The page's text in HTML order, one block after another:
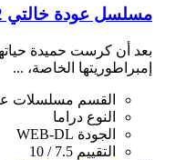
مسلسل عودة خالتي 2022 HD
بعد أن كرست حميدة
إمبراطوريتها الخاصة، ...
القسم مسلسلات
النوع دراما
الجودة WEB-DL
التقييم 7.5 / 10